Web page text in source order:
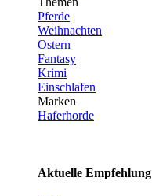
Pferde
Weihnachten
Ostern
Fantasy
Krimi
Einschlafen
Marken
Haferhorde
Aktuelle Empfehlung